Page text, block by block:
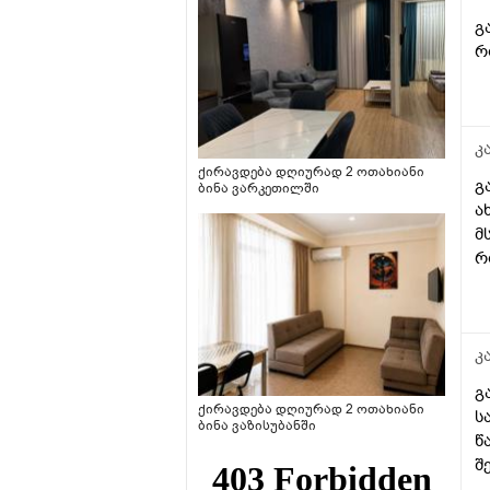
ქირავდება დღიურად 2 ოთახიანი
ბინა ვარკეთილში
ქირავდება დღიურად 2 ოთახიანი
ბინა ვაზისუბანში